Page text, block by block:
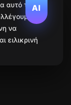
AI
αυτό το
να
ειλικρινή